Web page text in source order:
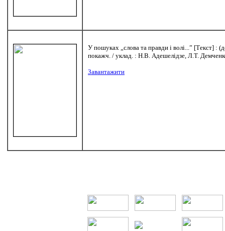
У пошуках „слова та правди і волі...” [Текст] :
покажч. / уклад. : Н.В. Адешелідзе, Л.Т.
Завантажити